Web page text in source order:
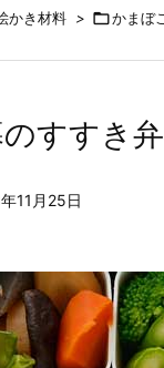
かき材料 > かまぼ
すすき
11月25日